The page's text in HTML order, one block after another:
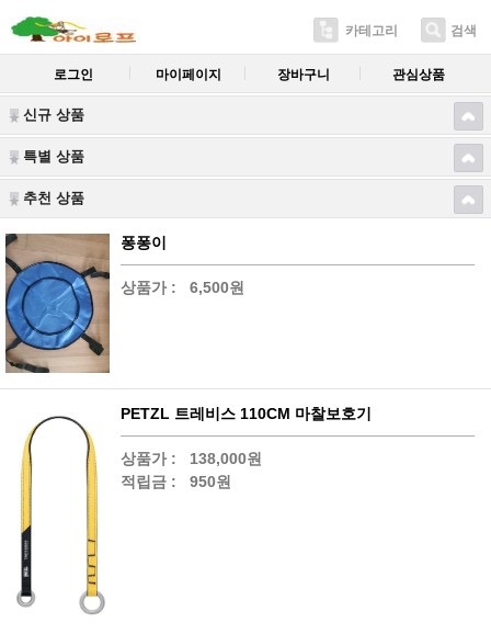
카테고리 검색
로그인 마이페이지 장바구니 관심상품
신규 상품
특별 상품
추천 상품
퐁퐁이
상품가 : 6,500원
PETZL 트레비스 110CM 마찰보호기
상품가 :
138,000원
적립금 :
950원